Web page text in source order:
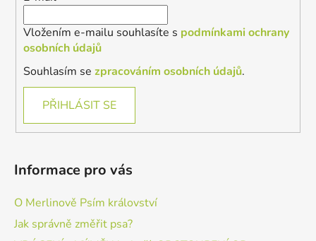
Vložením e-mailu souhlasíte s podmínkami ochrany
osobních údajů
Souhlasím se zpracováním osobních údajů.
PŘIHLÁSIT SE
Informace pro vás
O Merlinově Psím království
Jak správně změřit psa?